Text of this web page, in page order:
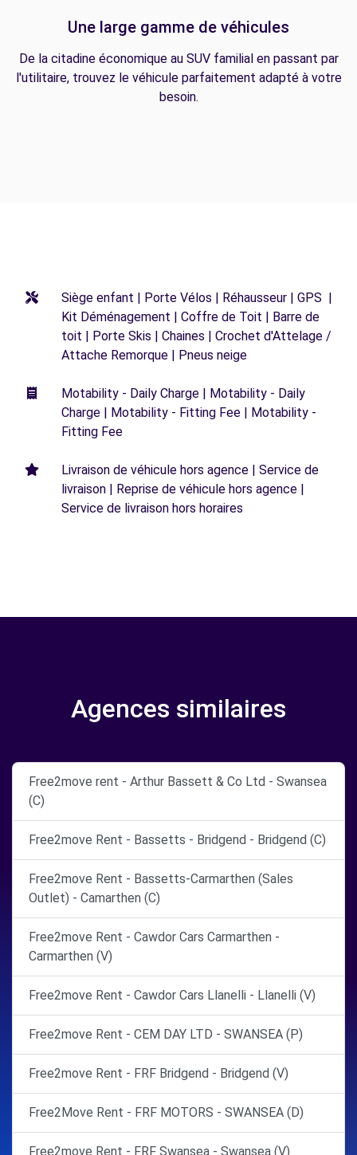
Une large gamme de véhicules
De la citadine économique au SUV familial en passant par
l'utilitaire, trouvez le véhicule parfaitement adapté à votre
besoin.
Siège enfant | Porte Vélos | Réhausseur | GPS |
Kit Déménagement | Coffre de Toit | Barre de
toit | Porte Skis | Chaines | Crochet d'Attelage /
Attache Remorque | Pneus neige
Motability - Daily Charge | Motability - Daily
Charge | Motability - Fitting Fee | Motability -
Fitting Fee
Livraison de véhicule hors agence | Service de
livraison | Reprise de véhicule hors agence |
Service de livraison hors horaires
Agences similaires
Free2move rent - Arthur Bassett & Co Ltd - Swansea
(C)
Free2move Rent - Bassetts - Bridgend - Bridgend (C)
Free2move Rent - Bassetts-Carmarthen (Sales
Outlet) - Camarthen (C)
Free2move Rent - Cawdor Cars Carmarthen -
Carmarthen (V)
Free2move Rent - Cawdor Cars Llanelli - Llanelli (V)
Free2move Rent - CEM DAY LTD - SWANSEA (P)
Free2move Rent - FRF Bridgend - Bridgend (V)
Free2Move Rent - FRF MOTORS - SWANSEA (D)
Free2move Rent - FRF Swansea - Swansea (V)